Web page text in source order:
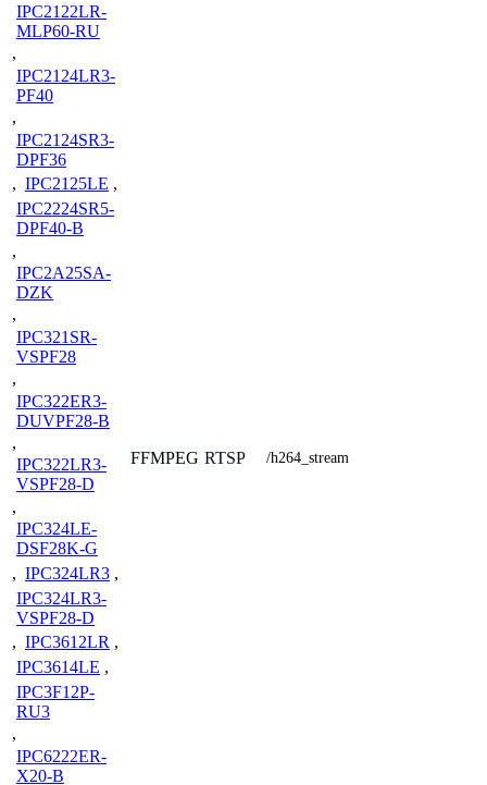
IPC2122LR-
MLP60-RU
,
IPC2124LR3-
PF40
,
IPC2124SR3-
DPF36
, IPC2125LE ,
IPC2224SR5-
DPF40-B
,
IPC2A25SA-
DZK
,
IPC321SR-
VSPF28
,
IPC322ER3-
DUVPF28-B
,
IPC322LR3-
VSPF28-D
,
IPC324LE-
DSF28K-G
, IPC324LR3 ,
IPC324LR3-
VSPF28-D
, IPC3612LR ,
IPC3614LE ,
IPC3F12P-
RU3
,
IPC6222ER-
X20-B
FFMPEG RTSP /h264_stream